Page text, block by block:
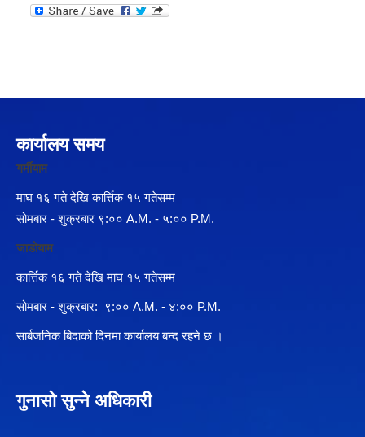
कार्यालय समय
गर्मीयाम
माघ १६ गते देखि कार्त्तिक १५ गतेसम्म
सोमबार - शुक्रबार ९:०० A.M. - ५:०० P.M.
जाडोयाम
कार्त्तिक १६ गते देखि माघ १५ गतेसम्म
सोमबार - शुक्रबार: ९:०० A.M. - ४:०० P.M.
सार्बजनिक बिदाको दिनमा कार्यालय बन्द रहने छ ।
गुनासो सुन्ने अधिकारी